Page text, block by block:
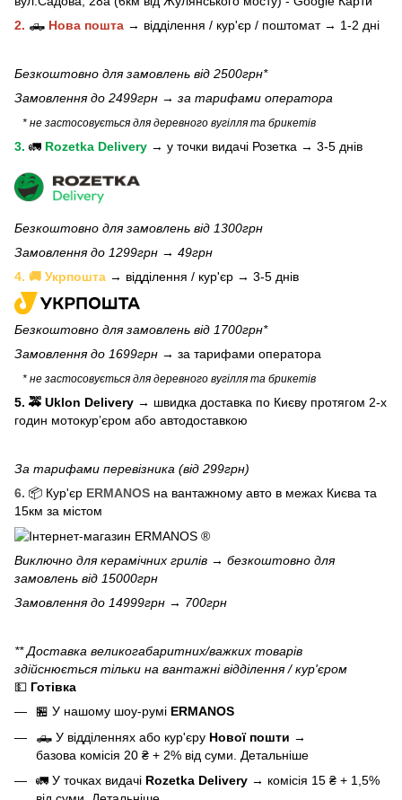
2. 🛻 Нова пошта → відділення / кур'єр / поштомат → 1-2 дні
Безкоштовно для замовлень від 2500грн*
Замовлення до 2499грн → за тарифами оператора
* не застосовується для деревного вугілля та брикетів
3. 🚛 Rozetka Delivery → у точки видачі Розетка → 3-5 днів
Безкоштовно для замовлень від 1300грн
Замовлення до 1299грн → 49грн
4. 🚚 Укрпошта → відділення / кур'єр → 3-5 днів
Безкоштовно для замовлень від 1700грн*
Замовлення до 1699грн → за тарифами оператора
* не застосовується для деревного вугілля та брикетів
5. 🚕 Uklon Delivery → швидка доставка по Києву протягом 2-х
годин мотокурʼєром або автодоставкою
За тарифами перевізника (від 299грн)
6. 📦 Кур'єр ERMANOS на вантажному авто в межах Києва та
15км за містом
Виключно длякерамічних грилів → безкоштовно для
замовлень від 15000грн
Замовлення до 14999грн → 700грн
** Доставка великогабаритних/важких товарів
здійснюється тільки на вантажні відділення / кур'єром
💵 Готівка
🏪 У нашому шоу-румі ERMANOS
🛻 У відділеннях або кур'єру Нової пошти →
базова комісія 20 ₴ + 2% від суми. Детальніше
🚛 У точках видачі Rozetka Delivery → комісія 15 ₴ + 1,5%